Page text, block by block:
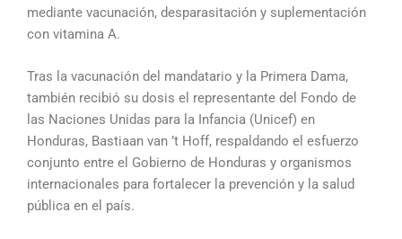
mediante vacunación, desparasitación y suplementación
con vitamina A.
Tras la vacunación del mandatario y la Primera Dama,
también recibió su dosis el representante del Fondo de
las Naciones Unidas para la Infancia (Unicef) en
Honduras, Bastiaan van ’t Hoff, respaldando el esfuerzo
conjunto entre el Gobierno de Honduras y organismos
internacionales para fortalecer la prevención y la salud
pública en el país.